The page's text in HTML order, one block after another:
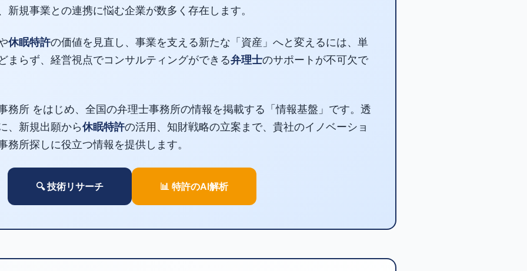
新規事業との連携に悩む企業が数多く存在します。
休眠特許の価値を見直し、事業を支える新たな「資産」へと変えるには、単
まらず、経営視点でコンサルティングができる弁理士のサポートが不可欠で
務所 をはじめ、全国の弁理士事務所の情報を掲載する「情報基盤」です。透
、新規出願から休眠特許の活用、知財戦略の立案まで、貴社のイノベーショ
務所探しに役立つ情報を提供します。
🔍 技術リサーチ 📊 特許のAI解析